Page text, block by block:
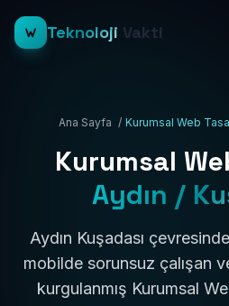
Teknoloji Vakti
Ana Sayfa / Kurumsal Web
Kurumsal
Aydın /
Aydın Kuşadası
mobilde sorunsuz çalışan
kurgulanmış Kurumsal